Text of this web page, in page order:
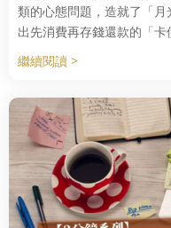
類的心態問題，造就了「
出先消費再存錢還款的「卡
繼續閱讀 >